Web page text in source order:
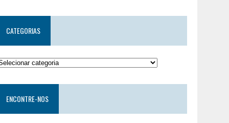
CATEGORIAS
ENCONTRE-NOS